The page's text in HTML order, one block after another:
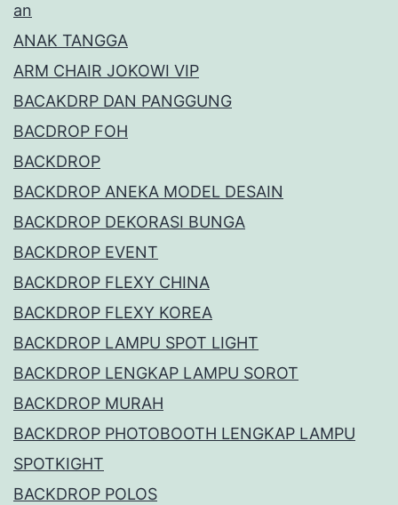
an
ANAK TANGGA
ARM CHAIR JOKOWI VIP
BACAKDRP DAN PANGGUNG
BACDROP FOH
BACKDROP
BACKDROP ANEKA MODEL DESAIN
BACKDROP DEKORASI BUNGA
BACKDROP EVENT
BACKDROP FLEXY CHINA
BACKDROP FLEXY KOREA
BACKDROP LAMPU SPOT LIGHT
BACKDROP LENGKAP LAMPU SOROT
BACKDROP MURAH
BACKDROP PHOTOBOOTH LENGKAP LAMPU
SPOTKIGHT
BACKDROP POLOS